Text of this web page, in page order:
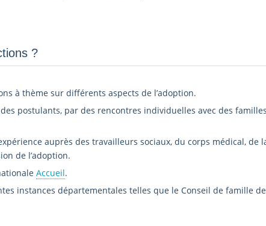
?
à thème sur différents aspects de l’adoption.
postulants, par des rencontres individuelles avec des
auprès des travailleurs sociaux, du corps médical,
de l’adoption.
Accueil.
instances départementales telles que le Conseil de famille